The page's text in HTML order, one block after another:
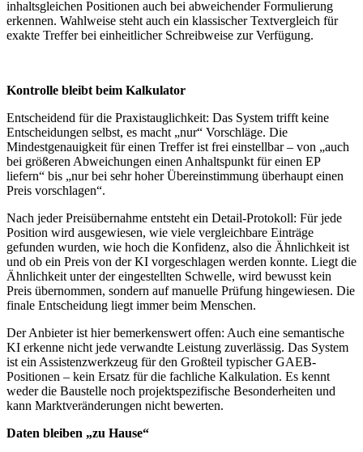
inhaltsgleichen Positionen auch bei abweichender Formulierung
erkennen. Wahlweise steht auch ein klassischer Textvergleich für
exakte Treffer bei einheitlicher Schreibweise zur Verfügung.
Kontrolle bleibt beim Kalkulator
Entscheidend für die Praxistauglichkeit: Das System trifft keine
Entscheidungen selbst, es macht „nur“ Vorschläge. Die
Mindestgenauigkeit für einen Treffer ist frei einstellbar – von „auch
bei größeren Abweichungen einen Anhaltspunkt für einen EP
liefern“ bis „nur bei sehr hoher Übereinstimmung überhaupt einen
Preis vorschlagen“.
Nach jeder Preisübernahme entsteht ein Detail-Protokoll: Für jede
Position wird ausgewiesen, wie viele vergleichbare Einträge
gefunden wurden, wie hoch die Konfidenz, also die Ähnlichkeit ist
und ob ein Preis von der KI vorgeschlagen werden konnte. Liegt die
Ähnlichkeit unter der eingestellten Schwelle, wird bewusst kein
Preis übernommen, sondern auf manuelle Prüfung hingewiesen. Die
finale Entscheidung liegt immer beim Menschen.
Der Anbieter ist hier bemerkenswert offen: Auch eine semantische
KI erkenne nicht jede verwandte Leistung zuverlässig. Das System
ist ein Assistenzwerkzeug für den Großteil typischer GAEB-
Positionen – kein Ersatz für die fachliche Kalkulation. Es kennt
weder die Baustelle noch projektspezifische Besonderheiten und
kann Marktveränderungen nicht bewerten.
Daten bleiben „zu Hause“